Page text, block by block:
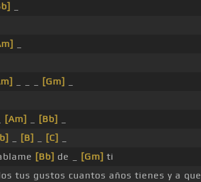
[Gm]
[Am] [Bb]
[B] [C]
[Bb] de _ [Gm] ti
tus gustos cuantos años tienes y a que